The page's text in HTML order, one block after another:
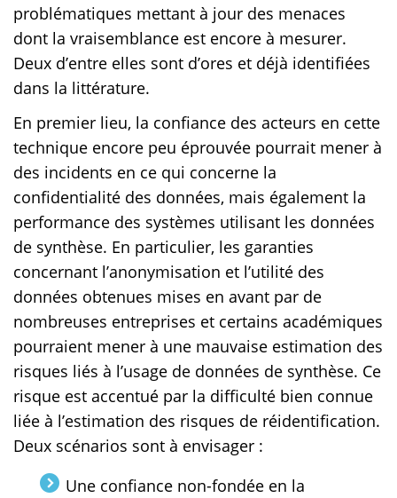
problématiques mettant à jour des menaces
dont la vraisemblance est encore à mesurer.
Deux d’entre elles sont d’ores et déjà identifiées
dans la littérature.
En premier lieu, la confiance des acteurs en cette
technique encore peu éprouvée pourrait mener à
des incidents en ce qui concerne la
confidentialité des données, mais également la
performance des systèmes utilisant les données
de synthèse. En particulier, les garanties
concernant l’anonymisation et l’utilité des
données obtenues mises en avant par de
nombreuses entreprises et certains académiques
pourraient mener à une mauvaise estimation des
risques liés à l’usage de données de synthèse. Ce
risque est accentué par la difficulté bien connue
liée à l’estimation des risques de réidentification.
Deux scénarios sont à envisager :
Une confiance non-fondée en la